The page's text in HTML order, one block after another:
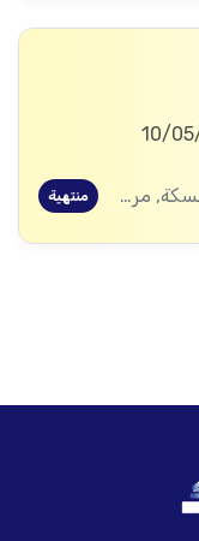
العريشة، الحسكة, مركدة، الحسكة منتهية